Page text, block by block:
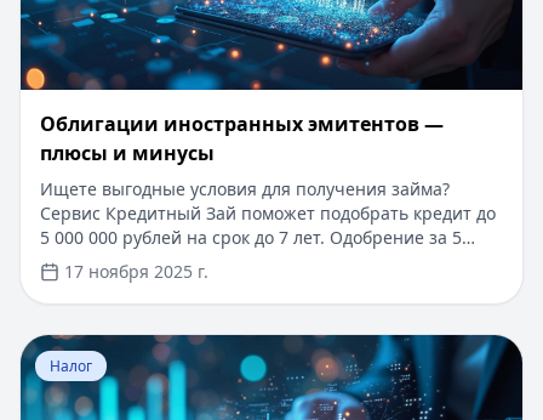
Облигации иностранных эмитентов —
плюсы и минусы
Ищете выгодные условия для получения займа?
Сервис Кредитный Зай поможет подобрать кредит до
5 000 000 рублей на срок до 7 лет. Одобрение за 5
минут, минимум документов, возможность
оформления онлайн. Для новых клиентов —
специальные условия по ставке. Быстрое
рассмотрение заявки и моментальное зачисление
средств на карту. Воспользуйтесь удобным
калькулятором на сайте, чтобы рассчитать
оптимальный вариант кредита.
17 ноября 2025 г.
Перейти к статье:Льгота по подоходному налогу в
Налог